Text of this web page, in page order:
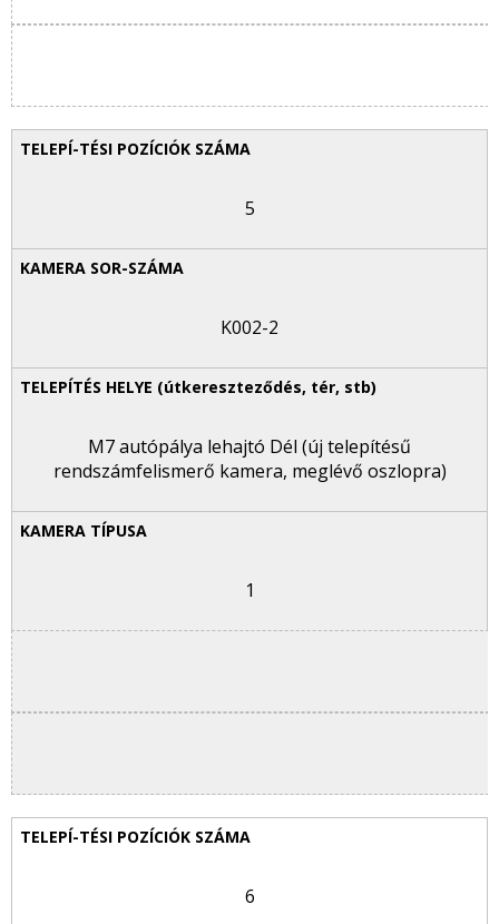
5
K002-2
M7 autópálya lehajtó Dél (új telepítésű
rendszámfelismerő kamera, meglévő oszlopra)
1
6